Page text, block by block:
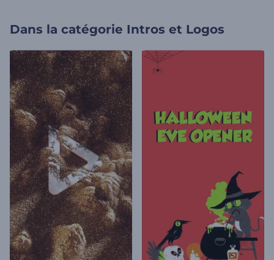
Dans la catégorie Intros et Logos